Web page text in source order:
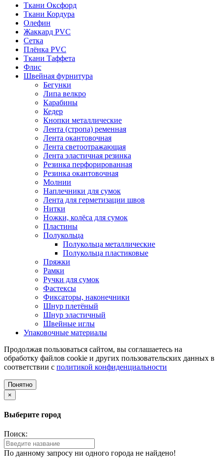
Ткани Оксфорд
Ткани Кордура
Олефин
Жаккард PVC
Сетка
Плёнка PVC
Ткани Таффета
Флис
Швейная фурнитура
Бегунки
Липа велкро
Карабины
Кедер
Кнопки металлические
Лента (стропа) ременная
Лента окантовочная
Лента светоотражающая
Лента эластичная резинка
Резинка перфорированная
Резинка окантовочная
Молнии
Наплечники для сумок
Лента для герметизации швов
Нитки
Ножки, колёса для сумок
Пластины
Полукольца
Полукольца металлические
Полукольца пластиковые
Пряжки
Рамки
Ручки для сумок
Фастексы
Фиксаторы, наконечники
Шнур плетёный
Шнур эластичный
Швейные иглы
Упаковочные материалы
Продолжая пользоваться сайтом, вы соглашаетесь на
обработку файлов cookie и других пользовательских данных в
соответствии с политикой конфиденциальности
Понятно
×
Выберите город
Поиск:
По данному запросу ни одного города не найдено!